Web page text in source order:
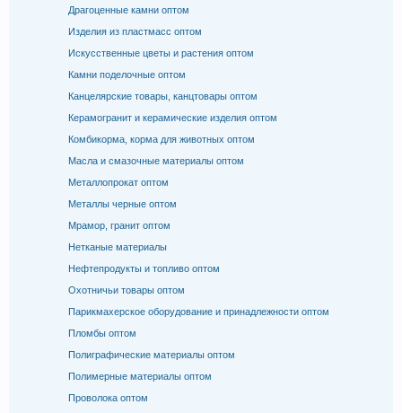
Драгоценные камни оптом
Изделия из пластмасс оптом
Искусственные цветы и растения оптом
Камни поделочные оптом
Канцелярские товары, канцтовары оптом
Керамогранит и керамические изделия оптом
Комбикорма, корма для животных оптом
Масла и смазочные материалы оптом
Металлопрокат оптом
Металлы черные оптом
Мрамор, гранит оптом
Нетканые материалы
Нефтепродукты и топливо оптом
Охотничьи товары оптом
Парикмахерское оборудование и принадлежности оптом
Пломбы оптом
Полиграфические материалы оптом
Полимерные материалы оптом
Проволока оптом